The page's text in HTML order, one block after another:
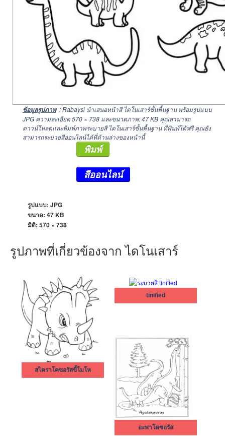
ข้อมูลรูปภาพ : Rabaysi นำเสนอหน้าสี ไดโนเสาร์ขั้นพื้นฐาน พร้อมรูปแบบ
JPG ความละเอียด570 × 738 และขนาดภาพ: 47 KB คุณสามารถ
ดาวน์โหลดและพิมพ์ภาพระบายสี ไดโนเสาร์ขั้นพื้นฐาน ที่พิมพ์ได้ฟรี คุณยัง
สามารถระบายสีออนไลน์ได้ที่ด้านล่างของหน้านี้
พิมพ์
สีออนไลน์
รูปแบบ: JPG
ขนาด: 47 KB
มิติ: 570 × 738
รูปภาพที่เกี่ยวข้องจาก ไดโนเสาร์
สไตราโคซอรัสขี้โมโห
tinified
อะพาโตซอรัส